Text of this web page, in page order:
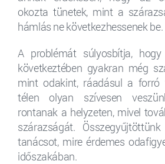
okozta tünetek, mint a
hámlás ne következhessenek be.
A problémát súlyosbítja,
következtében gyakran még
mint odakint, ráadásul a forró
télen olyan szívesen
rontanak a helyzeten, mivel
szárazságát.
tanácsot, mire érdemes
időszakában.